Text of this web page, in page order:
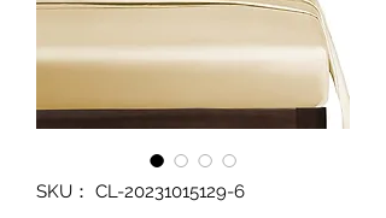
SKU： CL-20231015129-6